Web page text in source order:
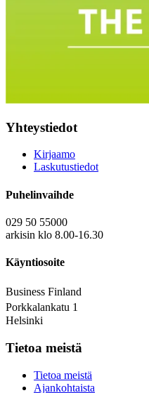
Yhteystiedot
Kirjaamo
Laskutustiedot
Puhelinvaihde
029 50 55000
arkisin klo 8.00-16.30
Käyntiosoite
Business Finland
Porkkalankatu 1
Helsinki
Tietoa meistä
Tietoa meistä
Ajankohtaista